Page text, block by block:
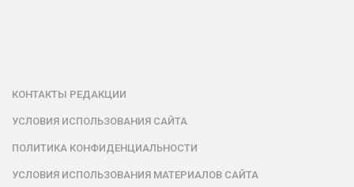
КОНТАКТЫ РЕДАКЦИИ
УСЛОВИЯ ИСПОЛЬЗОВАНИЯ САЙТА
ПОЛИТИКА КОНФИДЕНЦИАЛЬНОСТИ
УСЛОВИЯ ИСПОЛЬЗОВАНИЯ МАТЕРИАЛОВ САЙТА